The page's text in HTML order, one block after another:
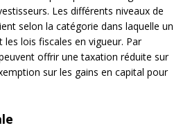
Les différents niveaux de
selon la catégorie dans laquelle un
lois fiscales en vigueur. Par
offrir une taxation réduite sur
sur les gains en capital pour